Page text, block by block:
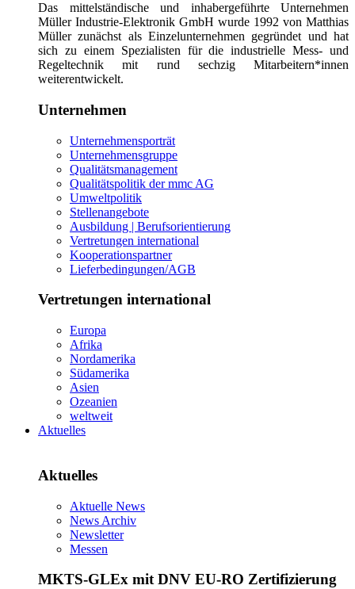
Das mittelständische und inhabergeführte Unternehmen
Müller Industrie-Elektronik GmbH wurde 1992 von Matthias
Müller zunächst als Einzelunternehmen gegründet und hat
sich zu einem Spezialisten für die industrielle Mess- und
Regeltechnik mit rund sechzig Mitarbeitern*innen
weiterentwickelt.
Unternehmen
Unternehmensporträt
Unternehmensgruppe
Qualitätsmanagement
Qualitätspolitik der mmc AG
Umweltpolitik
Stellenangebote
Ausbildung | Berufsorientierung
Vertretungen international
Kooperationspartner
Lieferbedingungen/AGB
Vertretungen international
Europa
Afrika
Nordamerika
Südamerika
Asien
Ozeanien
weltweit
Aktuelles
Aktuelles
Aktuelle News
News Archiv
Newsletter
Messen
MKTS-GLEx mit DNV EU-RO Zertifizierung